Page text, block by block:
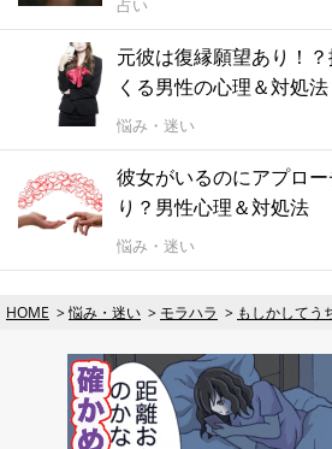
占い
元彼は復縁願望あり！
くる男性の心理＆対処法
悩み・迷い
彼女がいるのにアプロ
り？男性心理＆対処法
悩み・迷い
HOME 悩み・迷い モラハラ もしかしてう